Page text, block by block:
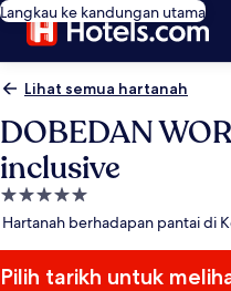
Langkau ke kandungan utama
Lihat semua hartanah
DOBEDAN
inclusive
Hartanah
5.0
Hartanah berhadapan pantai di
Pilih tarikh untuk